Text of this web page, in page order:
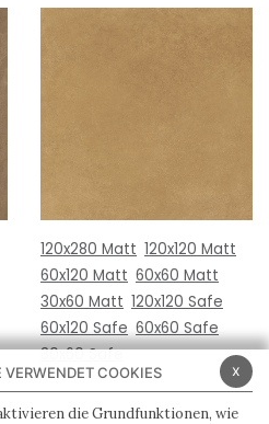
120x280 Matt 120x120 Matt
60x120 Matt 60x60 Matt
30x60 Matt 120x120 Safe
60x120 Safe 60x60 Safe
30x60 Safe
x
VERWENDET COOKIES
die Grundfunktionen, wie